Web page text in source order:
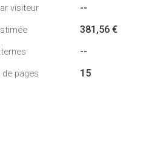
visiteur --
381,56 €
--
pages 15